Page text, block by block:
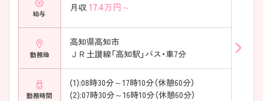
給与
月収 17.4万円～
勤務地
高知県高知市
ＪＲ土讃線「高知駅」バス・車7分
勤務時間
(1):08時30分～17時10分（休憩60分）
(2):07時30分～16時10分（休憩60分）